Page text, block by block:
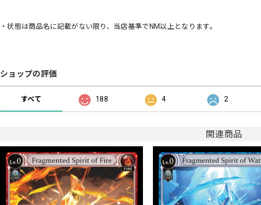
・状態は商品名に記載がない限り、当店基準でNM以上となります。
ショップの評価
すべて 188 4 2
関連商品